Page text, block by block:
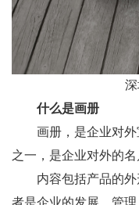
什么是画册
画册，是企业对外
之一，是企业对外的名
内容包括产品的外